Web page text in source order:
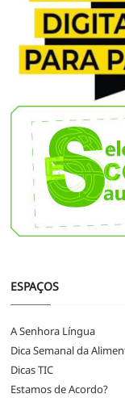
ESPAÇOS
A Senhora Língua
Dica Semanal da
Dicas TIC
Estamos de Acordo?